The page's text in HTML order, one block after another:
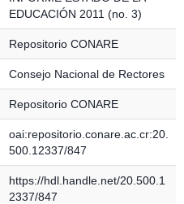
EDUCACIÓN 2011 (no. 3)
Repositorio CONARE
Consejo Nacional de Rectores
Repositorio CONARE
oai:repositorio.conare.ac.cr:20.
500.12337/847
https://hdl.handle.net/20.500.1
2337/847